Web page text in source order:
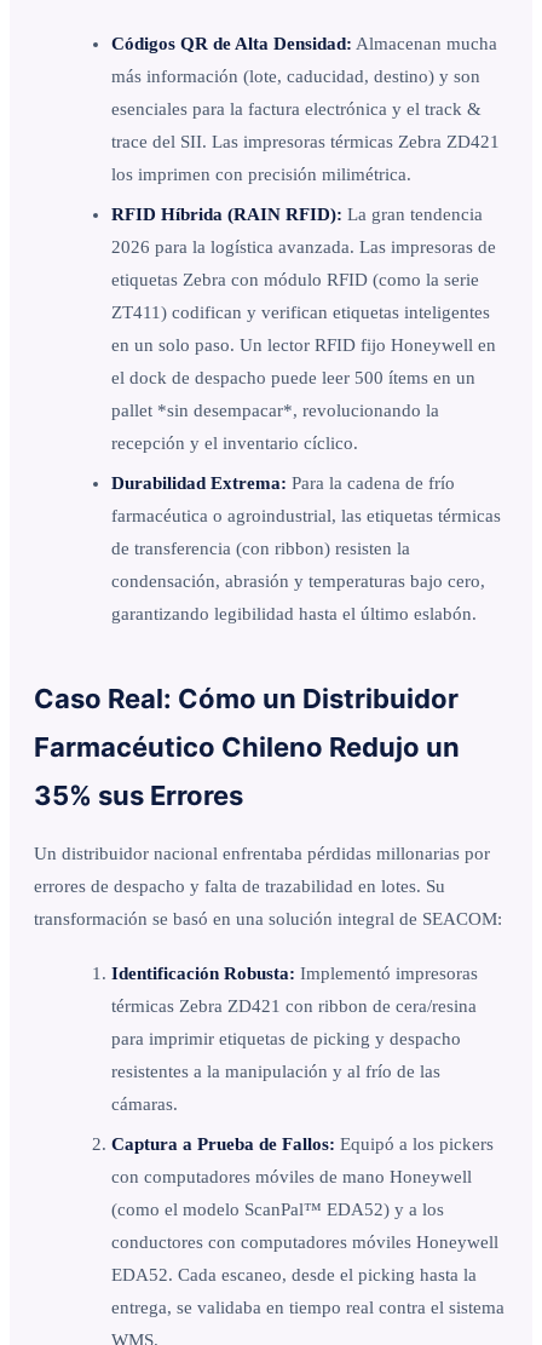
Códigos QR de Alta Densidad: Almacenan mucha
más información (lote, caducidad, destino) y son
esenciales para la factura electrónica y el track &
trace del SII. Las impresoras térmicas Zebra ZD421
los imprimen con precisión milimétrica.
RFID Híbrida (RAIN RFID): La gran tendencia
2026 para la logística avanzada. Las impresoras de
etiquetas Zebra con módulo RFID (como la serie
ZT411) codifican y verifican etiquetas inteligentes
en un solo paso. Un lector RFID fijo Honeywell en
el dock de despacho puede leer 500 ítems en un
pallet *sin desempacar*, revolucionando la
recepción y el inventario cíclico.
Durabilidad Extrema: Para la cadena de frío
farmacéutica o agroindustrial, las etiquetas térmicas
de transferencia (con ribbon) resisten la
condensación, abrasión y temperaturas bajo cero,
garantizando legibilidad hasta el último eslabón.
Caso Real: Cómo un Distribuidor
Farmacéutico Chileno Redujo un
35% sus Errores
Un distribuidor nacional enfrentaba pérdidas millonarias por
errores de despacho y falta de trazabilidad en lotes. Su
transformación se basó en una solución integral de SEACOM:
Identificación Robusta: Implementó impresoras
térmicas Zebra ZD421 con ribbon de cera/resina
para imprimir etiquetas de picking y despacho
resistentes a la manipulación y al frío de las
cámaras.
Captura a Prueba de Fallos: Equipó a los pickers
con computadores móviles de mano Honeywell
(como el modelo ScanPal™ EDA52) y a los
conductores con computadores móviles Honeywell
EDA52. Cada escaneo, desde el picking hasta la
entrega, se validaba en tiempo real contra el sistema
WMS.